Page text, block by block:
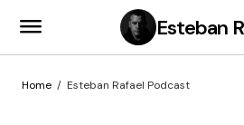
Esteban
Home Esteban Rafael Podcast